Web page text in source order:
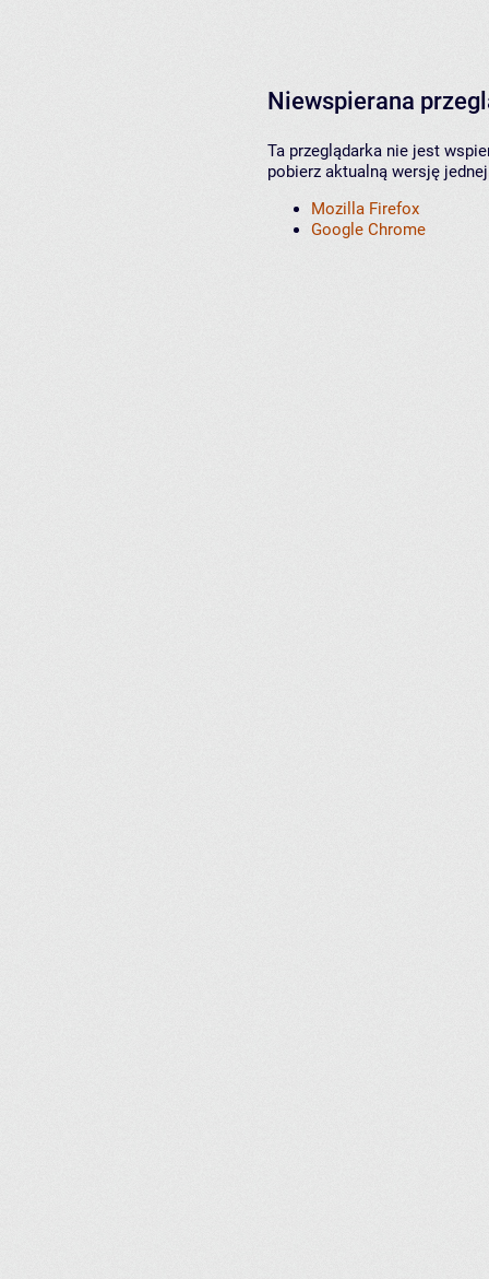
Niewspierana
Ta przeglądarka nie jest
pobierz aktualną wersję
Mozilla Firefox
Google Chrome